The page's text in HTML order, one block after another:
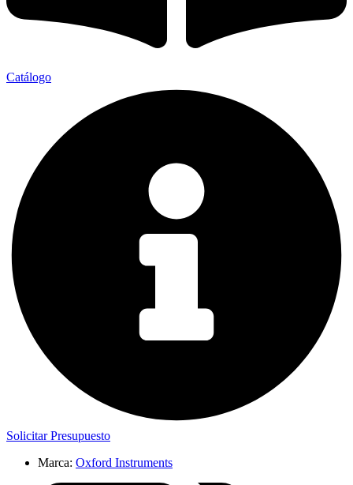
Catálogo
Solicitar Presupuesto
Marca: Oxford Instruments